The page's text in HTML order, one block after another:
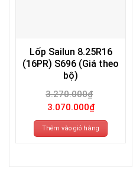
Lốp Sailun 8.25R16
(16PR) S696 (Giá theo
bộ)
3.270.000₫
Giá
gốc
là:
3.270.000₫.
3.070.000₫Giá
hiện
tại
là:
3.070.000₫.
Thêm vào giỏ hàng